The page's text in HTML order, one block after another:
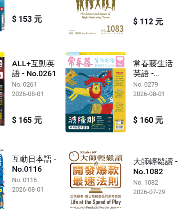
$ 153 元 $ 112 元
ALL+互動英
語 - No.0261
No. 0261
2026-08-01
$ 165 元
常春藤生活
英語 -
No.0279
No. 0279
2026-08-01
$ 160 元
互動日本語 -
No.0116
No. 0116
2026-08-01
大師輕鬆讀 -
No.1082
No. 1082
2026-07-29